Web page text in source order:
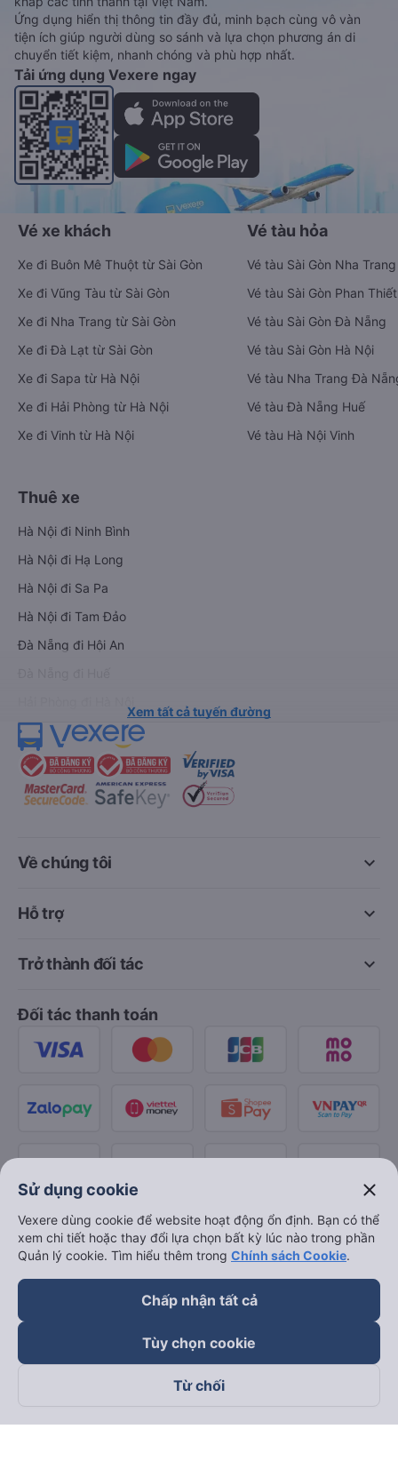
Ứng dụng hiển thị thông tin đầy đủ, minh bạch cùng vô vàn
tiện ích giúp người dùng so sánh và lựa chọn phương án di
chuyển tiết kiệm, nhanh chóng và phù hợp nhất.
Tải ứng dụng Vexere ngay
Vé xe khách
Xe đi Buôn Mê Thuột từ Sài Gòn
Xe đi Vũng Tàu từ Sài Gòn
Xe đi Nha Trang từ Sài Gòn
Xe đi Đà Lạt từ Sài Gòn
Xe đi Sapa từ Hà Nội
Xe đi Hải Phòng từ Hà Nội
Xe đi Vinh từ Hà Nội
Vé tàu hỏa
Vé tàu Sài Gòn Nha Trang
Vé tàu Sài Gòn Phan Thiết
Vé tàu Sài Gòn Đà Nẵng
Vé tàu Sài Gòn Hà Nội
Vé tàu Nha Trang Đà
Vé tàu Đà Nẵng Huế
Vé tàu Hà Nội Vinh
Thuê xe
Hà Nội đi Ninh Bình
Hà Nội đi Hạ Long
Hà Nội đi Sa Pa
Hà Nội đi Tam Đảo
Đà Nẵng đi Hội An
Xem tất cả tuyến đường
keyboard_arrow_down
Về chúng tôi
keyboard_arrow_down
Hỗ trợ
keyboard_arrow_down
Trở thành đối tác
Đối tác thanh toán
Theo dõi chúng tôi trên
Sử dụng cookie close
Vexere dùng cookie để website hoạt động ổn định. Bạn có thể
xem chi tiết hoặc thay đổi lựa chọn bất kỳ lúc nào trong phần
Quản lý cookie. Tìm hiểu thêm trong Chính sách Cookie.
Chấp nhận tất cả
Tùy chọn cookie
Từ chối